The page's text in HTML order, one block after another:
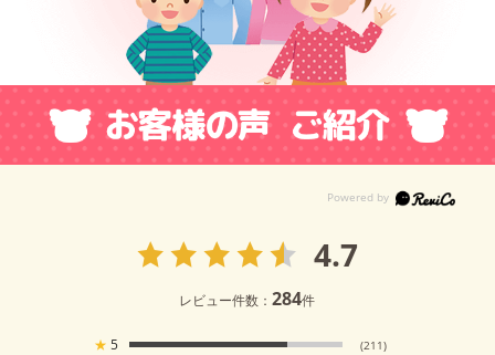
4.7
レビュー件数：284件
★ 5 (211)